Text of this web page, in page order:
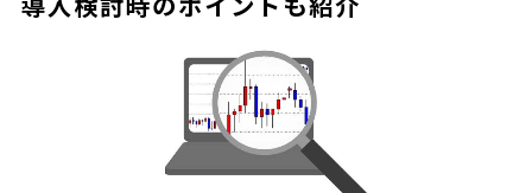
活用シーン
導入事例
価格